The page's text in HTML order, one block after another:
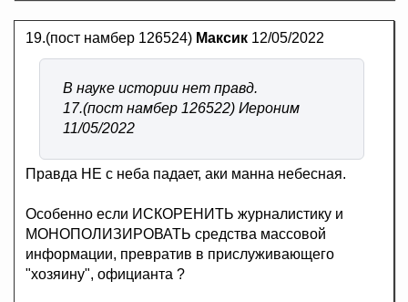
19.(пост намбер 126524) Максик 12/05/2022
В науке истории нет правд.
17.(пост намбер 126522) Иероним
11/05/2022
Правда НЕ с неба падает, аки манна небесная.
Особенно если ИСКОРЕНИТЬ журналистику и
МОНОПОЛИЗИРОВАТЬ средства массовой
информации, превратив в прислуживающего
"хозяину", официанта ?